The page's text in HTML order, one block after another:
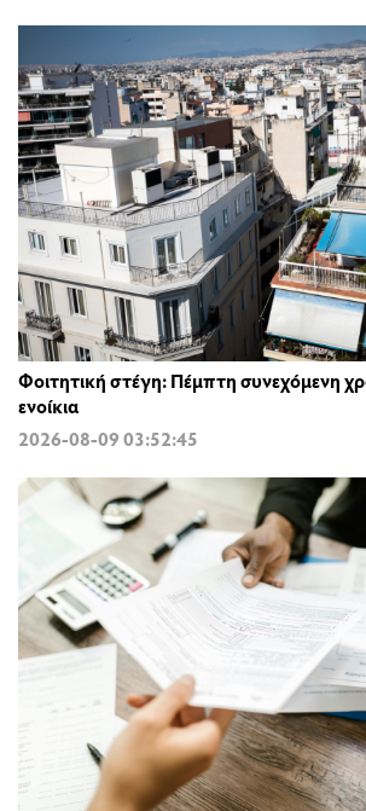
Φοιτητική στέγη: Πέμπτη συνεχόμενη
ενοίκια
2026-08-09 03:52:45